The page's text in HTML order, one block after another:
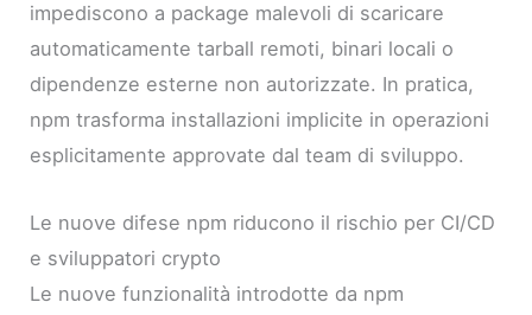
impediscono a package malevoli di scaricare
automaticamente tarball remoti, binari locali o
dipendenze esterne non autorizzate. In pratica,
npm trasforma installazioni implicite in operazioni
esplicitamente approvate dal team di sviluppo.
Le nuove difese npm riducono il rischio per CI/CD
e sviluppatori crypto
Le nuove funzionalità introdotte da npm